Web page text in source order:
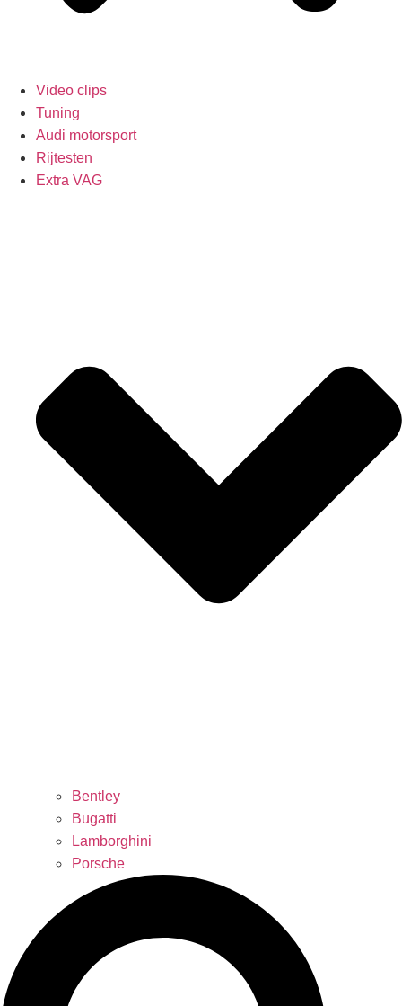
Video clips
Tuning
Audi motorsport
Rijtesten
Extra VAG
Bentley
Bugatti
Lamborghini
Porsche